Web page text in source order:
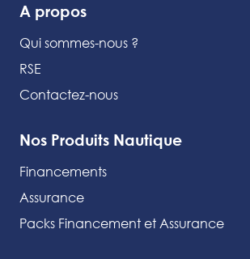
A propos
Qui sommes-nous ?
RSE
Contactez-nous
Nos Produits Nautique
Financements
Assurance
Packs Financement et Assurance